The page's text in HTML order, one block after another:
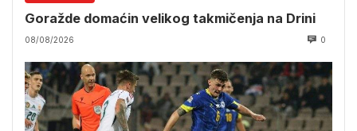
Goražde domaćin velikog takmičenja na Drini
08/08/2026 0